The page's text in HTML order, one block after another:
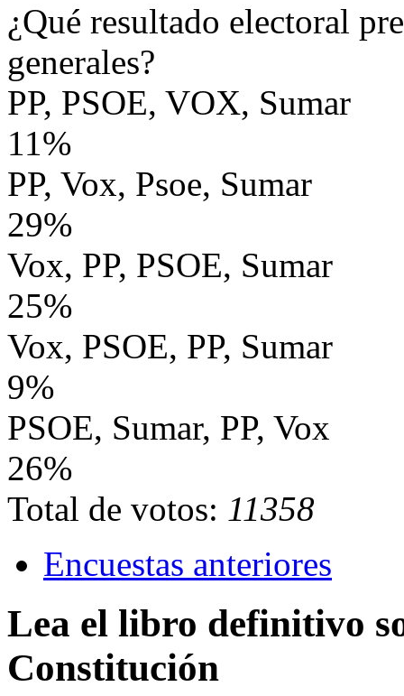
¿Qué resultado electoral
generales?
PP, PSOE, VOX, Sumar
11%
PP, Vox, Psoe, Sumar
29%
Vox, PP, PSOE, Sumar
25%
Vox, PSOE, PP, Sumar
9%
PSOE, Sumar, PP, Vox
26%
Total de votos: 11358
Encuestas anteriores
Lea el libro definitivo
Constitución